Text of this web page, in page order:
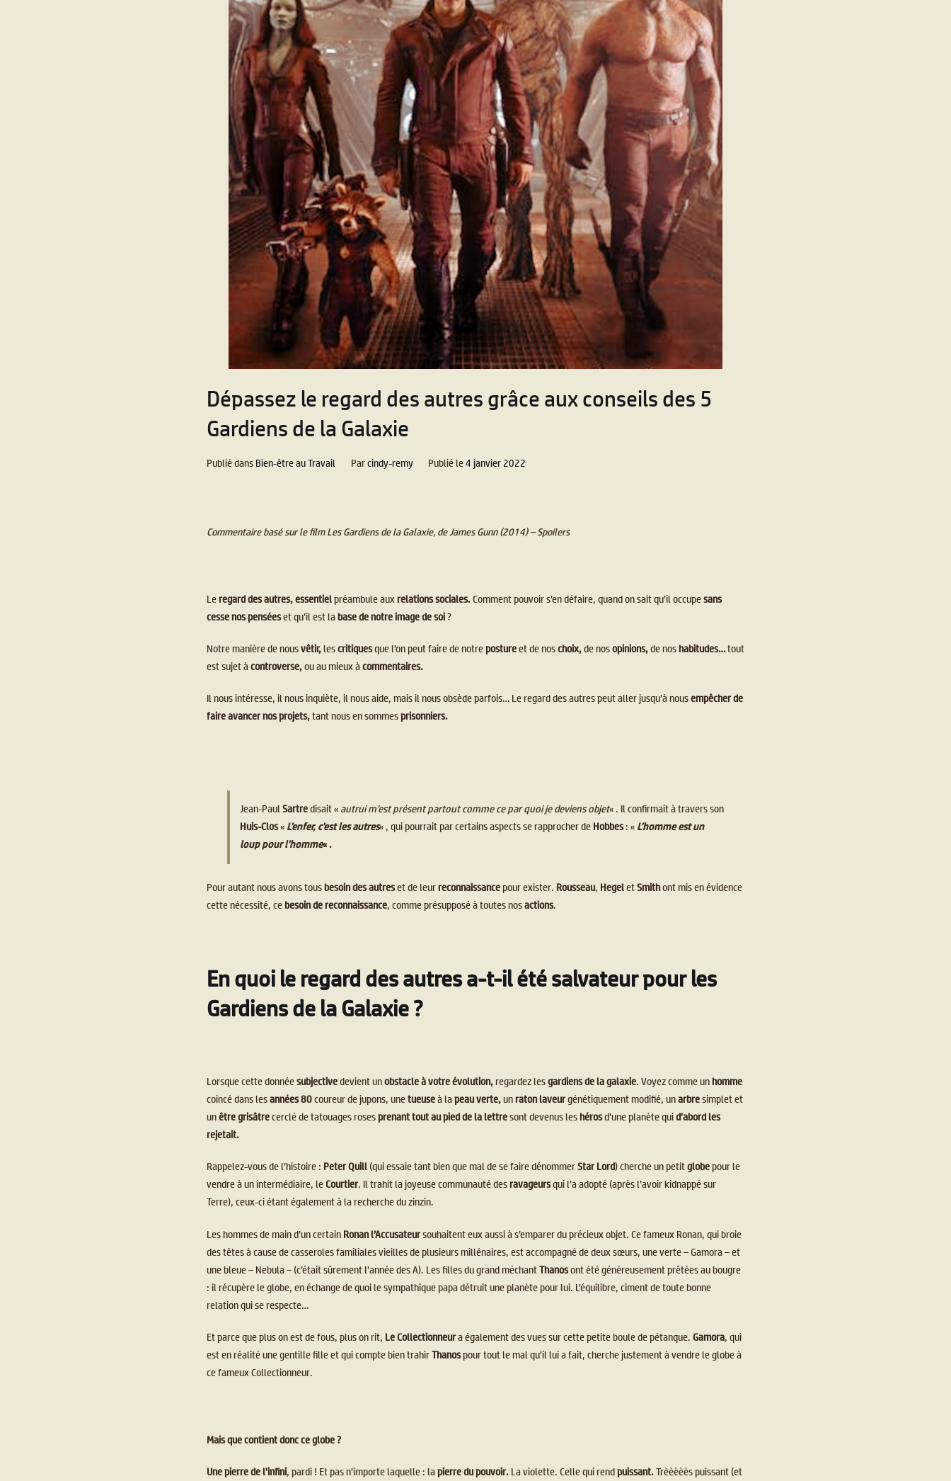
Dépassez le regard des autres grâce aux conseils des 5
Gardiens de la Galaxie
Publié dans Bien-être au Travail Parcindy-remy Publié le4 janvier 2022
Commentaire basé sur le film Les Gardiens de la Galaxie, de James Gunn (2014) – Spoilers
Leregard des autres, essentielpréambule auxrelations sociales.Comment pouvoir s’en défaire, quand on sait qu’il occupesans
cesse nos penséeset qu’il est labase de notre image de soi?
Notre manière de nousvêtir,lescritiquesque l’on peut faire de notrepostureet de noschoix,de nosopinions,de noshabitudes…tout
est sujet àcontroverse,ou au mieux àcommentaires.
Il nous intéresse, il nous inquiète, il nous aide, mais il nous obsède parfois… Le regard des autres peut aller jusqu’à nousempêcher de
faire avancer nos projets,tant nous en sommesprisonniers.
Jean-PaulSartredisait « autrui m’est présent partout comme ce par quoi je deviens objet« . Il confirmait à travers son
Huis-Clos« L’enfer, c’est les autres« , qui pourrait par certains aspects se rapprocher de Hobbes: « L’homme est un
loup pour l’homme« .
Pour autant nous avons tousbesoin des autreset de leurreconnaissancepour exister. Rousseau, HegeletSmithont mis en évidence
cette nécessité, cebesoin de reconnaissance, comme présupposé à toutes nosactions.
En quoi le regard des autres a-t-il été salvateur pour les
Gardiens de la Galaxie ?
Lorsque cette donnéesubjectivedevient unobstacle à votre évolution,regardez lesgardiens de la galaxie. Voyez comme unhomme
coincé dans lesannées 80coureur de jupons, unetueuseà lapeau verte,unraton laveurgénétiquement modifié, unarbresimplet et
unêtre grisâtrecerclé de tatouages rosesprenant tout au pied de la lettresont devenus leshérosd’une planète quid’abord les
rejetait.
Rappelez-vous de l’histoire : Peter Quill (qui essaie tant bien que mal de se faire dénommerStar Lord)cherche un petitglobepour le
vendre à un intermédiaire, leCourtier. Il trahit la joyeuse communauté desravageursqui l’a adopté (après l’avoir kidnappé sur
Terre), ceux-ci étant également à la recherche du zinzin.
Les hommes de main d’un certain Ronan l’Accusateursouhaitent eux aussi à s’emparer du précieux objet. Ce fameux Ronan, qui broie
des têtes à cause de casseroles familiales vieilles de plusieurs millénaires, est accompagné de deux sœurs, une verte – Gamora – et
une bleue – Nebula – (c’était sûrement l’année des A). Les filles du grand méchantThanosont été généreusement prêtées au bougre
: il récupère le globe, en échange de quoi le sympathique papa détruit une planète pour lui. L’équilibre, ciment de toute bonne
relation qui se respecte…
Et parce que plus on est de fous, plus on rit, Le Collectionneura également des vues sur cette petite boule de pétanque. Gamora, qui
est en réalité une gentille fille et qui compte bien trahirThanospour tout le mal qu’il lui a fait, cherche justement à vendre le globe à
ce fameux Collectionneur.
Mais que contient donc ce globe ?
Une pierre de l’infini, pardi ! Et pas n’importe laquelle : lapierre du pouvoir. La violette. Celle qui rendpuissant.Trèèèèès puissant (et